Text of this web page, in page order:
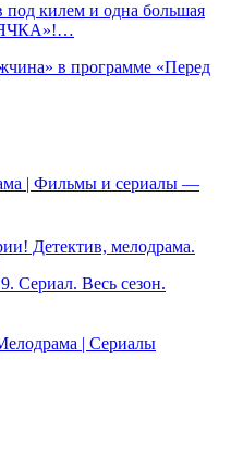
килем и одна большая
в программе «Перед
| Фильмы и сериалы —
Детектив, мелодрама.
Сериал. Весь сезон.
| Сериалы